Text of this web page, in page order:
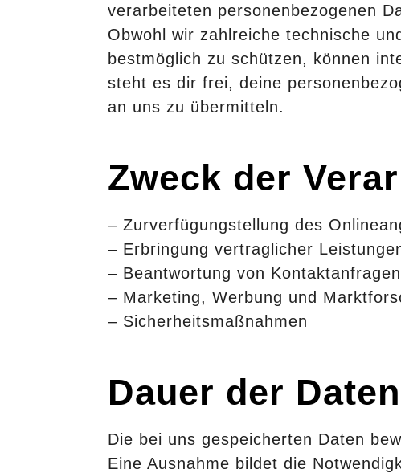
verarbeiteten personenbezogenen
Obwohl wir zahlreiche technische
bestmöglich zu schützen, können
steht es dir frei, deine
an uns zu übermitteln.
Zweck der
– Zurverfügungstellung des
– Erbringung vertraglicher
– Beantwortung von
– Marketing, Werbung und
– Sicherheitsmaßnahmen
Dauer der
Die bei uns gespeicherten Daten
Eine Ausnahme bildet die